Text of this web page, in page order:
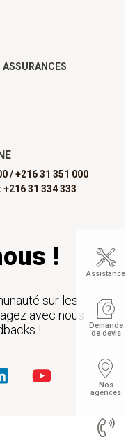
/ +216 31 351 000
31 334 333
!
sur les
avec nous
!
Assistance
Demande
de devis
Nos
agences